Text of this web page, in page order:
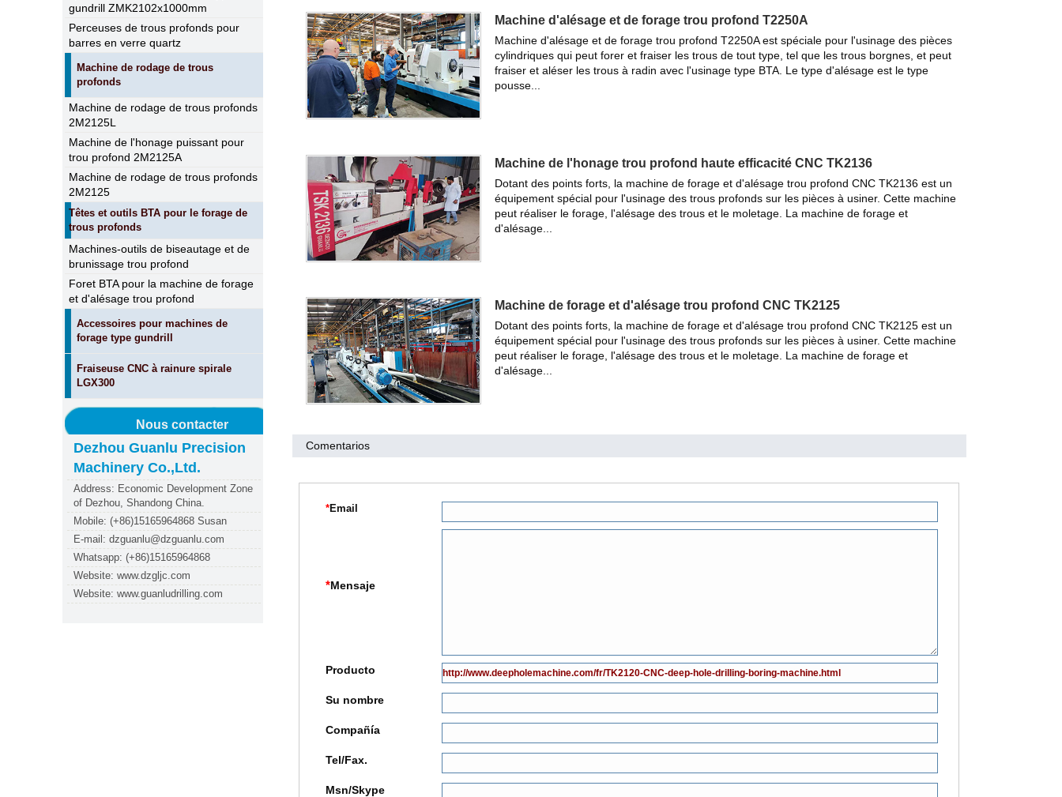
gundrill ZMK2102x1000mm
Perceuses de trous profonds pour
barres en verre quartz
Machine de rodage de trous
profonds
Machine de rodage de trous profonds
2M2125L
Machine de l'honage puissant pour
trou profond 2M2125A
Machine de rodage de trous profonds
2M2125
Têtes et outils BTA pour le forage de
trous profonds
Machines-outils de biseautage et de
brunissage trou profond
Foret BTA pour la machine de forage
et d'alésage trou profond
Accessoires pour machines de
forage type gundrill
Fraiseuse CNC à rainure spirale
LGX300
Nous contacter
Dezhou Guanlu Precision
Machinery Co.,Ltd.
Address: Economic Development Zone
of Dezhou, Shandong China.
Mobile: (+86)15165964868 Susan
E-mail: dzguanlu@dzguanlu.com
Whatsapp: (+86)15165964868
Website: www.dzgljc.com
Website: www.guanludrilling.com
Machine d'alésage et de forage trou profond T2250A
Machine d'alésage et de forage trou profond T2250A est spéciale pour l'usinage des pièces
cylindriques qui peut forer et fraiser les trous de tout type, tel que les trous borgnes, et peut
fraiser et aléser les trous à radin avec l'usinage type BTA. Le type d'alésage est le type
pousse...
Machine de l'honage trou profond haute efficacité CNC TK2136
Dotant des points forts, la machine de forage et d'alésage trou profond CNC TK2136 est un
équipement spécial pour l'usinage des trous profonds sur les pièces à usiner. Cette machine
peut réaliser le forage, l'alésage des trous et le moletage. La machine de forage et
d'alésage...
Machine de forage et d'alésage trou profond CNC TK2125
Dotant des points forts, la machine de forage et d'alésage trou profond CNC TK2125 est un
équipement spécial pour l'usinage des trous profonds sur les pièces à usiner. Cette machine
peut réaliser le forage, l'alésage des trous et le moletage. La machine de forage et
d'alésage...
Comentarios
*Email
*Mensaje
Producto
Su nombre
Compañía
Tel/Fax.
Msn/Skype